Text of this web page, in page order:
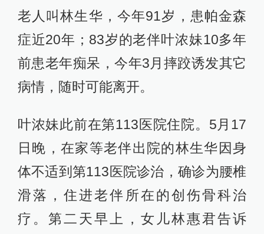
老人叫林生华，今年91岁，患帕金森
症近20年；83岁的老伴叶浓妹10多年
前患老年痴呆，今年3月摔跤诱发其它
病情，随时可能离开。
叶浓妹此前在第113医院住院。5月17
日晚，在家等老伴出院的林生华因身
体不适到第113医院诊治，确诊为腰椎
滑落，住进老伴所在的创伤骨科治
疗。第二天早上，女儿林惠君告诉